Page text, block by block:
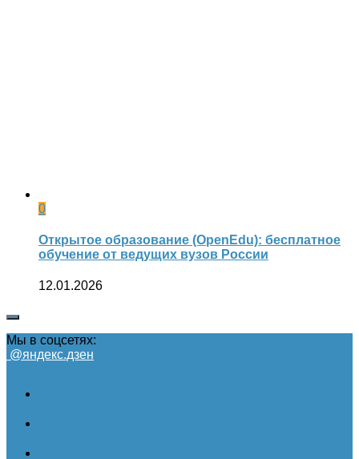
0
Открытое образование (OpenEdu): бесплатное
обучение от ведущих вузов России
12.01.2026
Мы в соцсетях:
@яндекс.дзен